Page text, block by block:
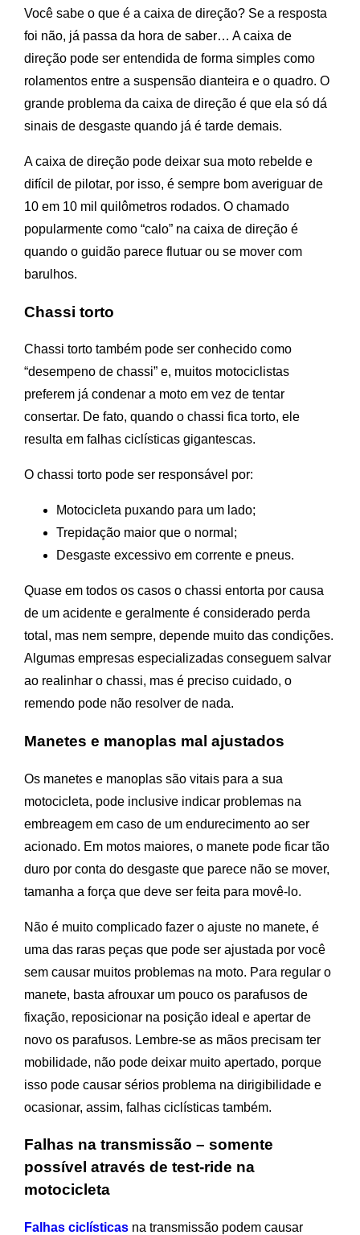
Você sabe o que é a caixa de direção? Se a resposta
foi não, já passa da hora de saber… A caixa de
direção pode ser entendida de forma simples como
rolamentos entre a suspensão dianteira e o quadro. O
grande problema da caixa de direção é que ela só dá
sinais de desgaste quando já é tarde demais.
A caixa de direção pode deixar sua moto rebelde e
difícil de pilotar, por isso, é sempre bom averiguar de
10 em 10 mil quilômetros rodados. O chamado
popularmente como “calo” na caixa de direção é
quando o guidão parece flutuar ou se mover com
barulhos.
Chassi torto
Chassi torto também pode ser conhecido como
“desempeno de chassi” e, muitos motociclistas
preferem já condenar a moto em vez de tentar
consertar. De fato, quando o chassi fica torto, ele
resulta em falhas ciclísticas gigantescas.
O chassi torto pode ser responsável por:
Motocicleta puxando para um lado;
Trepidação maior que o normal;
Desgaste excessivo em corrente e pneus.
Quase em todos os casos o chassi entorta por causa
de um acidente e geralmente é considerado perda
total, mas nem sempre, depende muito das condições.
Algumas empresas especializadas conseguem salvar
ao realinhar o chassi, mas é preciso cuidado, o
remendo pode não resolver de nada.
Manetes e manoplas mal ajustados
Os manetes e manoplas são vitais para a sua
motocicleta, pode inclusive indicar problemas na
embreagem em caso de um endurecimento ao ser
acionado. Em motos maiores, o manete pode ficar tão
duro por conta do desgaste que parece não se mover,
tamanha a força que deve ser feita para movê-lo.
Não é muito complicado fazer o ajuste no manete, é
uma das raras peças que pode ser ajustada por você
sem causar muitos problemas na moto. Para regular o
manete, basta afrouxar um pouco os parafusos de
fixação, reposicionar na posição ideal e apertar de
novo os parafusos. Lembre-se as mãos precisam ter
mobilidade, não pode deixar muito apertado, porque
isso pode causar sérios problema na dirigibilidade e
ocasionar, assim, falhas ciclísticas também.
Falhas na transmissão – somente
possível através de test-ride na
motocicleta
Falhas ciclísticasna transmissão podem causar